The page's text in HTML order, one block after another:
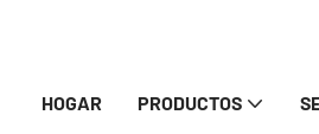
HOGAR PRODUCTOS